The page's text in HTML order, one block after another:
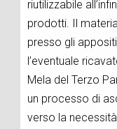
riutilizzabile
prodotti. Il
presso gli
l’eventuale
Mela del Terzo
un processo di
verso la